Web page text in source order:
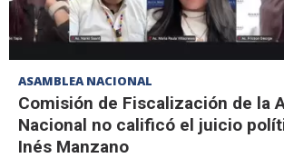
ASAMBLEA NACIONAL
Comisión de Fiscalización de la
Nacional no calificó el juicio
Inés Manzano